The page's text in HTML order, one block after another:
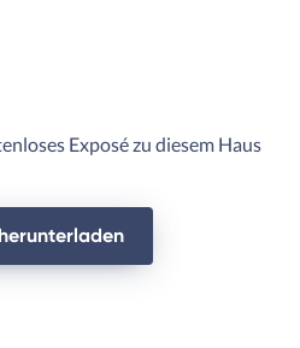
Exposé zu diesem Haus